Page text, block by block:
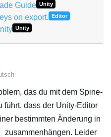
Guide Unity
on export. Editor
Unity
das du mit dem Spine-
führt, dass der Unity-Editor
bestimmten Änderung in
zusammenhängen. Leider